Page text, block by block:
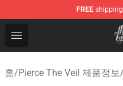
FREE
Open menu
Pierce The Veil Store
홈/Pierce The Veil 제품정보/